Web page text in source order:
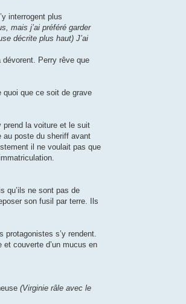
interrogent plus
mais j’ai préféré garder
décrite plus haut) J’ai
Perry rêve que
quoi que ce soit de grave
prend la voiture et le suit
au poste du sheriff avant
il ne voulait pas que
qu’ils ne sont pas de
son fusil par terre. Ils
s’y rendent.
et couverte d’un mucus en
(Virginie râle avec le